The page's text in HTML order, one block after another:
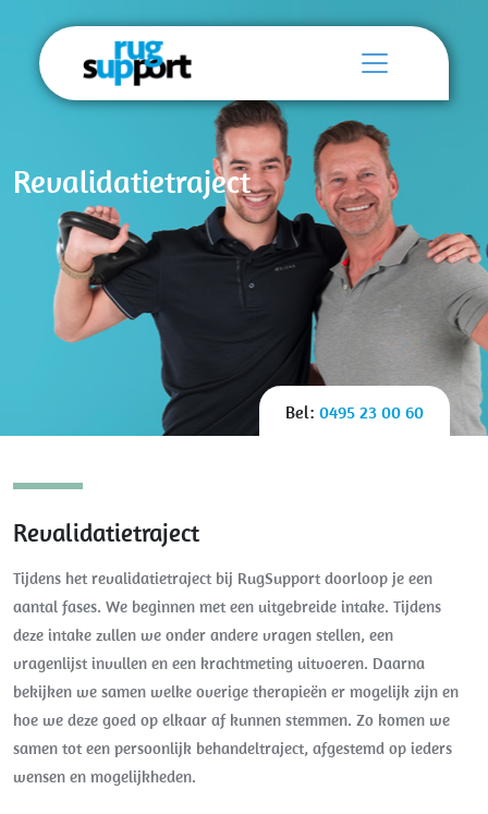
Bel: 0495 23 00 60
Revalidatietraject
Revalidatietraject
Tijdens het revalidatietraject bij RugSupport doorloop je een
aantal fases. We beginnen met een uitgebreide intake. Tijdens
deze intake zullen we onder andere vragen stellen, een
vragenlijst invullen en een krachtmeting uitvoeren. Daarna
bekijken we samen welke overige therapieën er mogelijk zijn en
hoe we deze goed op elkaar af kunnen stemmen. Zo komen we
samen tot een persoonlijk behandeltraject, afgestemd op ieders
wensen en mogelijkheden.